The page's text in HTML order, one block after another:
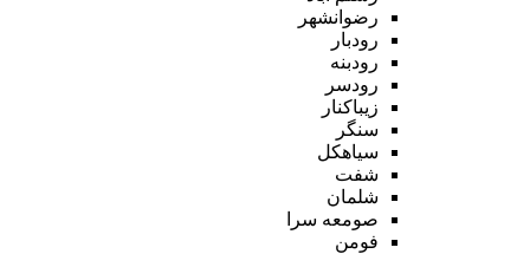
رضوانشهر
رودبار
رودبنه
رودسر
زیباکنار
سنگر
سیاهکل
شفت
شلمان
صومعه سرا
فومن